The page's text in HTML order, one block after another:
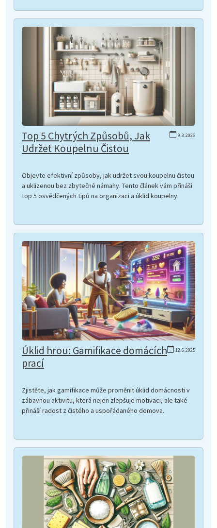
9.3.2026
Top 5 Chytrých Způsobů, Jak
Udržet Koupelnu Čistou
Objevte efektivní způsoby, jak udržet svou koupelnu čistou
a uklizenou bez zbytečné námahy. Tento článek vám přináší
top 5 osvědčených tipů na organizaci a úklid koupelny.
12.6.2025
Úklid hrou: Gamifikace domácích
prací
Zjistěte, jak gamifikace může proměnit úklid domácnosti v
zábavnou aktivitu, která nejen zlepšuje motivaci, ale také
přináší radost z čistého a uspořádaného domova.